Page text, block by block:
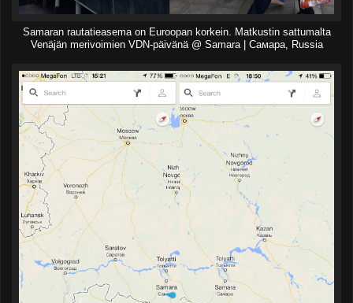
Samaran rautatieasema on Euroopan korkein. Matkustin sattumalta
Venäjän merivoimien VDN-päivänä @ Samara | Самара, Russia